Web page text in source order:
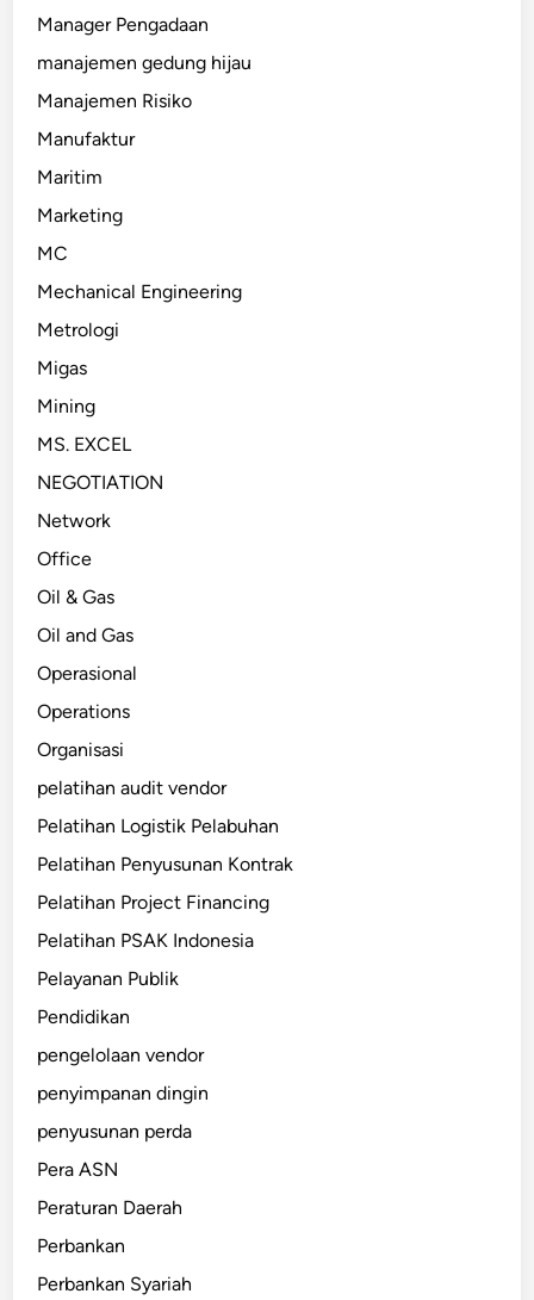
Manager Pengadaan
manajemen gedung hijau
Manajemen Risiko
Manufaktur
Maritim
Marketing
MC
Mechanical Engineering
Metrologi
Migas
Mining
MS. EXCEL
NEGOTIATION
Network
Office
Oil & Gas
Oil and Gas
Operasional
Operations
Organisasi
pelatihan audit vendor
Pelatihan Logistik Pelabuhan
Pelatihan Penyusunan Kontrak
Pelatihan Project Financing
Pelatihan PSAK Indonesia
Pelayanan Publik
Pendidikan
pengelolaan vendor
penyimpanan dingin
penyusunan perda
Pera ASN
Peraturan Daerah
Perbankan
Perbankan Syariah